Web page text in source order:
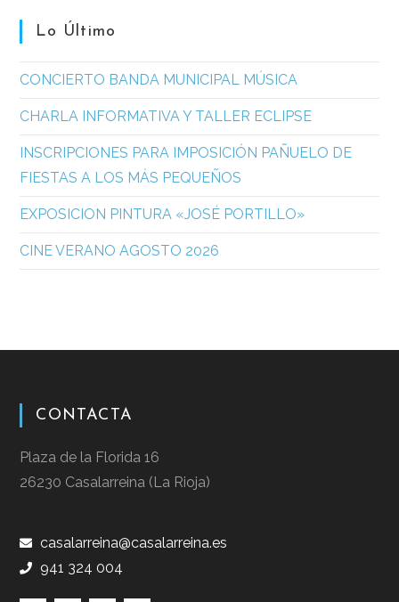
Lo Último
CONCIERTO BANDA MUNICIPAL MÚSICA
CHARLA INFORMATIVA Y TALLER ECLIPSE
INSCRIPCIONES PARA IMPOSICIÓN PAÑUELO DE
FIESTAS A LOS MÁS PEQUEÑOS
EXPOSICION PINTURA «JOSÉ PORTILLO»
CINE VERANO AGOSTO 2026
CONTACTA
Plaza de la Florida 16
26230 Casalarreina (La Rioja)
casalarreina@casalarreina.es
941 324 004